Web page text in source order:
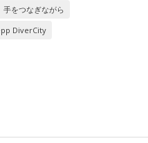
手をつなぎながら
DiverCity